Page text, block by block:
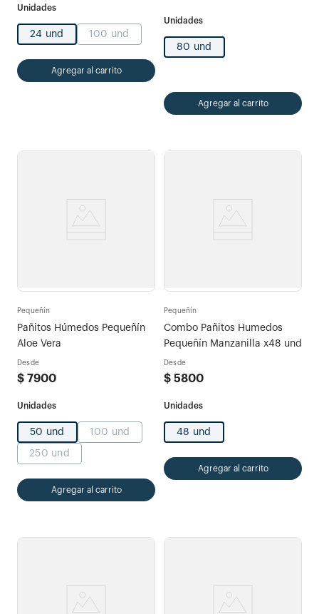
24 und 100 und
Agregar al carrito
80 und
Agregar al carrito
Pequeñín
Pañitos Húmedos Pequeñín
Aloe Vera
Desde
$ 7900
50 und 100 und
250 und
Agregar al carrito
Pequeñín
Combo Pañitos Humedos
Pequeñín Manzanilla x48 und
Desde
$ 5800
48 und
Agregar al carrito